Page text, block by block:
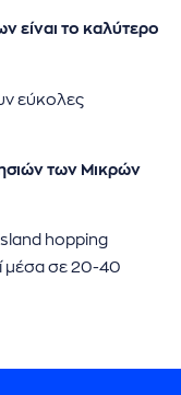
είναι το καλύτερο
εύκολες
των Μικρών
island hopping
μέσα σε 20-40